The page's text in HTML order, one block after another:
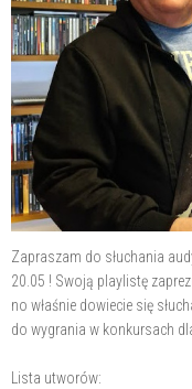
Zapraszam do słuchania
20.05 ! Swoją playlistę
no właśnie dowiecie się
do wygrania w konkursach
Lista utworów: